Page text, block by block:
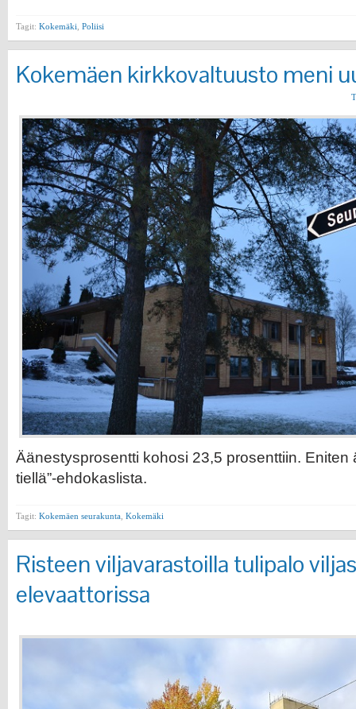
Tagit: Kokemäki Poliisi
Kokemäen kirkkovaltuusto meni
Äänestysprosentti kohosi 23,5 prosenttiin. Eniten
tiellä”-ehdokaslista.
Tagit: Kokemäen seurakunta Kokemäki
Risteen viljavarastoilla tulipalo
elevaattorissa